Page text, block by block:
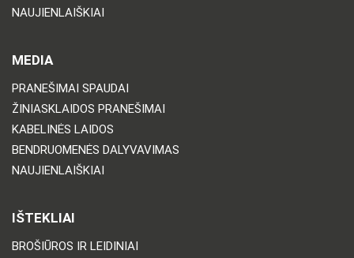
NAUJIENLAIŠKIAI
MEDIA
PRANEŠIMAI SPAUDAI
ŽINIASKLAIDOS PRANEŠIMAI
KABELINĖS LAIDOS
BENDRUOMENĖS DALYVAVIMAS
NAUJIENLAIŠKIAI
IŠTEKLIAI
BROŠIŪROS IR LEIDINIAI